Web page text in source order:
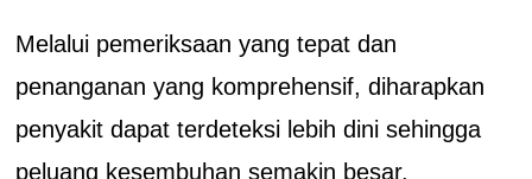
Melalui pemeriksaan yang tepat dan
penanganan yang komprehensif, diharapkan
penyakit dapat terdeteksi lebih dini sehingga
peluang kesembuhan semakin besar.